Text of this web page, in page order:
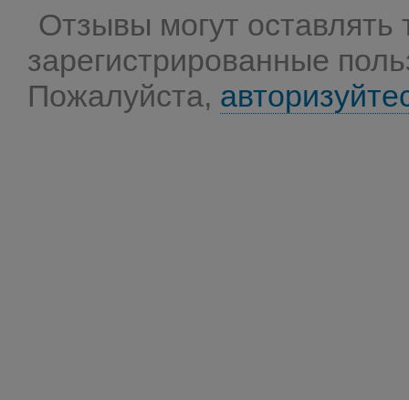
Отзывы могут оставлять
зарегистрированные
Пожалуйста,